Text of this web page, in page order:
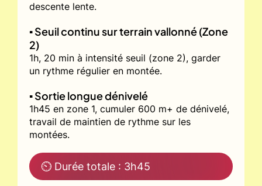
descente lente.
▪️ Seuil continu sur terrain vallonné (Zone
2)
1h, 20 min à intensité seuil (zone 2), garder
un rythme régulier en montée.
▪️ Sortie longue dénivelé
1h45 en zone 1, cumuler 600 m+ de dénivelé,
travail de maintien de rythme sur les
montées.
⏲ Durée totale : 3h45